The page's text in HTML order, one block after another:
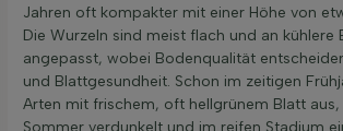
Jahren oft kompakter mit einer Höhe von
Die Wurzeln sind meist flach und an kühlere
angepasst, wobei Bodenqualität
und Blattgesundheit. Schon im zeitigen
Arten mit frischem, oft hellgrünem Blatt aus,
Sommer verdunkelt und im reifen Stadium